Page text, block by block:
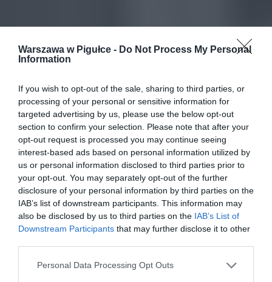
Warszawa w Pigułce - Do Not Process My Personal
Information
If you wish to opt-out of the sale, sharing to third parties, or
processing of your personal or sensitive information for
targeted advertising by us, please use the below opt-out
section to confirm your selection. Please note that after your
opt-out request is processed you may continue seeing
interest-based ads based on personal information utilized by
us or personal information disclosed to third parties prior to
your opt-out. You may separately opt-out of the further
disclosure of your personal information by third parties on the
IAB’s list of downstream participants. This information may
also be disclosed by us to third parties on the IAB’s List of
Downstream Participants that may further disclose it to other
Personal Data Processing Opt Outs